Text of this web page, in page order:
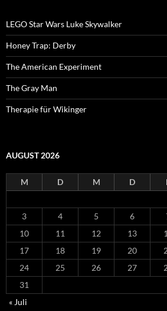
LEGO Star Wars Luke Skywalker
Honey Trap: Derby
The American Experiment
The Gray Man
Therapie für Wikinger
AUGUST 2026
M D M D
3
4 5 6
10
11 12 13
17
18 19 20
24
25 26 27
31
« Juli